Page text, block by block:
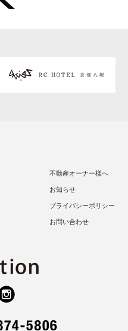
不動産オーナー様へ
お知らせ
プライバシーポリシー
お問い合わせ